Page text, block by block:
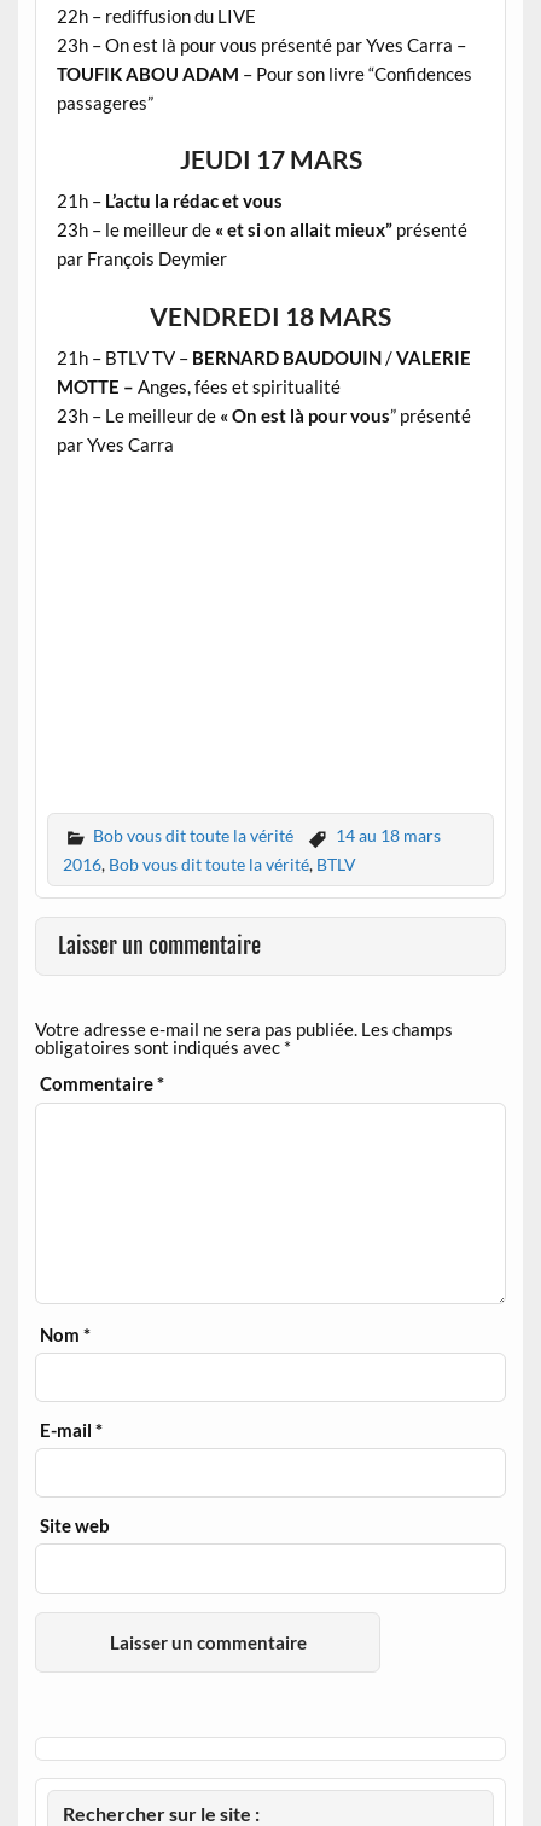
22h – rediffusion du LIVE
23h –On est là pour vous présenté par Yves Carra –
TOUFIK ABOU ADAM – Pour son livre “Confidences
passageres”
JEUDI 17 MARS
21h – L’actu la rédac et vous
23h – le meilleur de « et si on allait mieux” présenté
par François Deymier
VENDREDI 18 MARS
21h – BTLV TV – BERNARD BAUDOUIN/VALERIE
MOTTE – Anges, fées et spiritualité
23h – Le meilleur de « On est là pour vous” présenté
par Yves Carra
Bob vous dit toute la vérité
14 au 18 mars
2016, Bob vous dit toute la vérité, BTLV
Laisser un commentaire
Votre adresse e-mail ne sera pas publiée. Les champs
obligatoires sont indiqués avec *
Commentaire*
Nom*
E-mail*
Site web
Rechercher sur le site :